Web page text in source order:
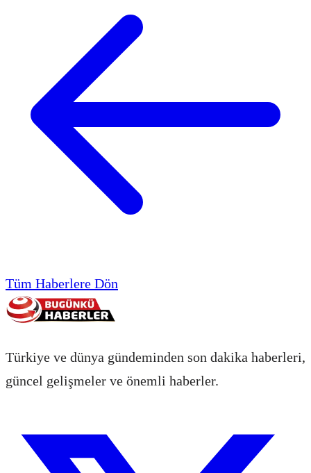
Tüm Haberlere Dön
Türkiye ve dünya gündeminden son dakika haberleri,
güncel gelişmeler ve önemli haberler.